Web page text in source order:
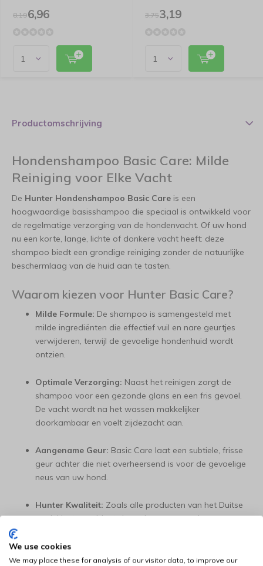
8,196,96 3,753,19
Productomschrijving
Hondenshampoo Basic Care: Milde
Reiniging voor Elke Vacht
De Hunter Hondenshampoo Basic Care is een
hoogwaardige basisshampoo die speciaal is ontwikkeld voor
de regelmatige verzorging van de hondenvacht. Of uw hond
nu een korte, lange, lichte of donkere vacht heeft: deze
shampoo biedt een grondige reiniging zonder de natuurlijke
beschermlaag van de huid aan te tasten.
Waarom kiezen voor Hunter Basic Care?
Milde Formule: De shampoo is samengesteld met
milde ingrediënten die effectief vuil en nare geurtjes
verwijderen, terwijl de gevoelige hondenhuid wordt
ontzien.
Optimale Verzorging: Naast het reinigen zorgt de
shampoo voor een gezonde glans en een fris gevoel.
De vacht wordt na het wassen makkelijker
doorkambaar en voelt zijdezacht aan.
Aangename Geur: Basic Care laat een subtiele, frisse
geur achter die niet overheersend is voor de gevoelige
neus van uw hond.
Hunter Kwaliteit: Zoals alle producten van het Duitse
merk Hunter, voldoet deze shampoo aan hoge
hart kunt wassen.
We use cookies
We may place these for analysis of our visitor data, to improve our